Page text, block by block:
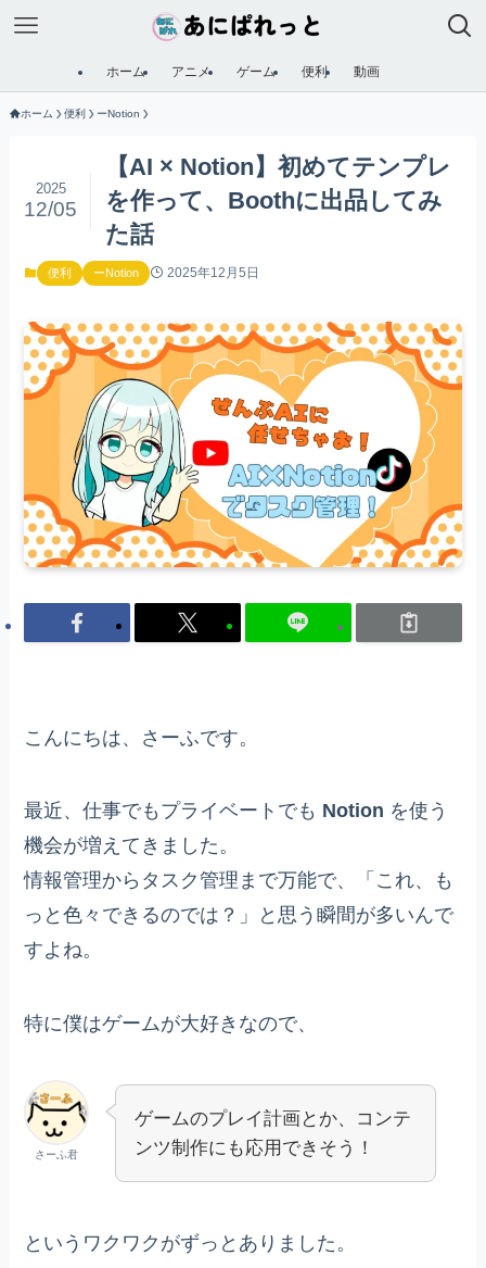
ホーム アニメ ゲーム 便利 動画
ホーム 便利 ーNotion
【AI × Notion】初めてテンプレ
を作って、Boothに出品してみ
た話
2025
12/05
便利 ーNotion 2025年12月5日
こんにちは、さーふです。
最近、仕事でもプライベートでも Notion を使う
機会が増えてきました。
情報管理からタスク管理まで万能で、「これ、も
っと色々できるのでは？」と思う瞬間が多いんで
すよね。
特に僕はゲームが大好きなので、
さーふ君
ゲームのプレイ計画とか、コンテ
ンツ制作にも応用できそう！
というワクワクがずっとありました。